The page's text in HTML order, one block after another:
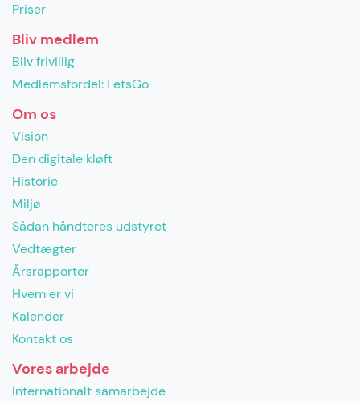
Priser
Bliv medlem
Bliv frivillig
Medlemsfordel: LetsGo
Om os
Vision
Den digitale kløft
Historie
Miljø
Sådan håndteres udstyret
Vedtægter
Årsrapporter
Hvem er vi
Kalender
Kontakt os
Vores arbejde
Internationalt samarbejde